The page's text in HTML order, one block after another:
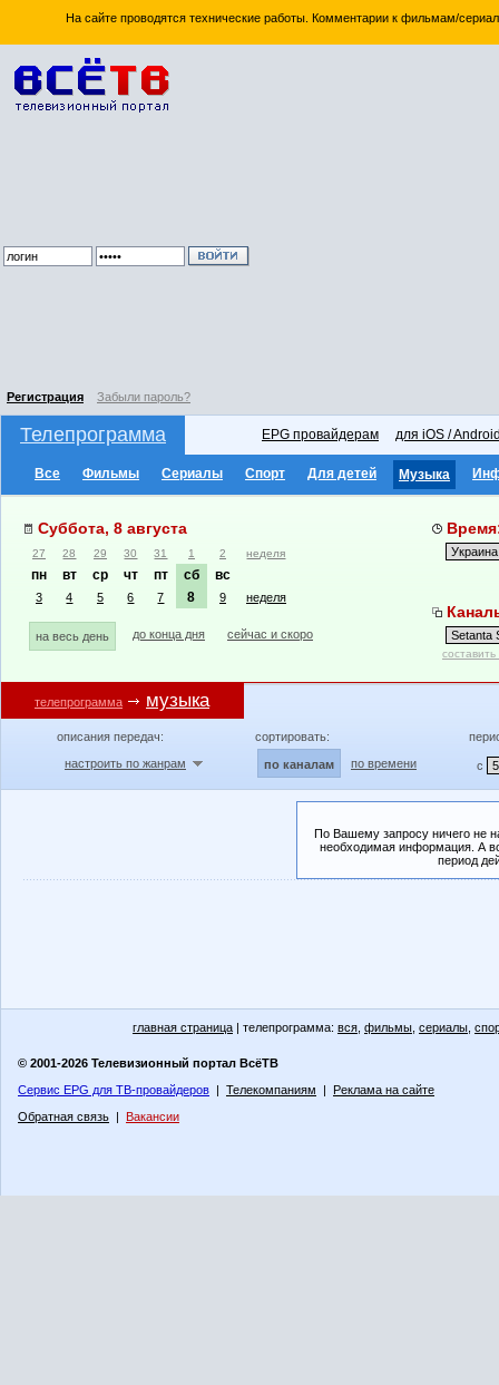
На сайте проводятся технические работы. Комментарии к фильмам/
Регистрация Забыли пароль?
Телепрограмма EPG провайдерам для iOS /
Все Фильмы Сериалы Спорт Для детей Музыка
Суббота, 8 августа
27 28 29 30 31 1 2 неделя
пн вт ср чт пт сб вс
3 4 5 6 7 8 9 неделя
на весь день до конца дня сейчас и скоро
телепрограмма музыка
описания передач:
настроить по жанрам
сортировать:
по каналам по времени с
По Вашему запросу ничего не
необходимая информация. А
период
главная страница | телепрограмма: вся фильмы сериалы
© 2001-2026 Телевизионный портал ВсёТВ
Сервис EPG для ТВ-провайдеров | Телекомпаниям | Реклама на сайте
Обратная связь | Вакансии